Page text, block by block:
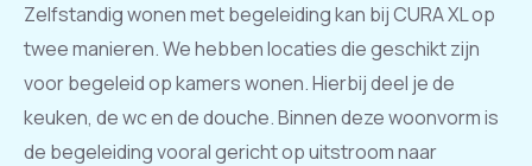
Zelfstandig wonen met begeleiding kan bij CURA XL op
twee manieren. We hebben locaties die geschikt zijn
voor begeleid op kamers wonen. Hierbij deel je de
keuken, de wc en de douche. Binnen deze woonvorm is
de begeleiding vooral gericht op uitstroom naar